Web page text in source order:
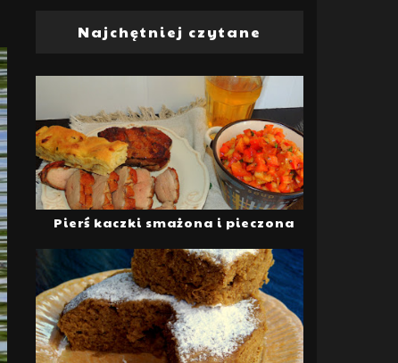
Najchętniej czytane
Pierś kaczki smażona i pieczona